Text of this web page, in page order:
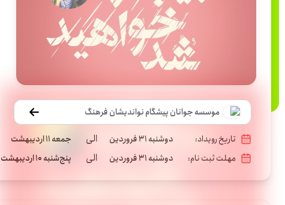
موسسه جوانان پیشگام نواندیشان فرهنگ
تاریخ رویداد: دوشنبه 31 فروردین الی
جمعه 11 اردیبهشت
مهلت ثبت نام:
دوشنبه 31 فروردین الی پنج‌شنبه 10 اردیبهشت